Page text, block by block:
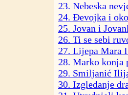
23. Nebeska
24. Đevojka i
25. Jovan i
26. Ti se sebi
27. Lijepa Mara
28. Marko konja
29. Smiljanić
30. Izgledanje